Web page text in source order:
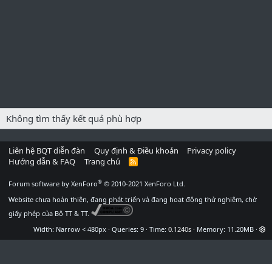
Không tìm thấy kết quả phù hợp
Liên hệ BQT diễn đàn Quy định & Điều khoản
Privacy policy
Hướng dẫn & FAQ
Trang chủ
R
Forum software by XenForo® © 2010-2021 XenForo Ltd.
Website chưa hoàn thiện, đang phát triển và đang hoạt động thử nghiệm, chờ
giấy phép của Bộ TT & TT.
Width
Queries 9 Time 0.1240s Memory 11.20MB